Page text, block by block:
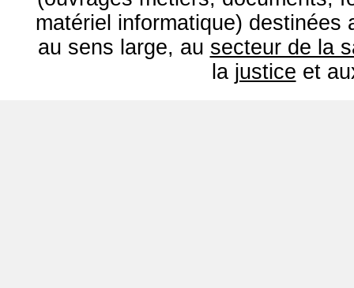
matériel informatique) destinées
au sens large, au secteur de la
la justice et